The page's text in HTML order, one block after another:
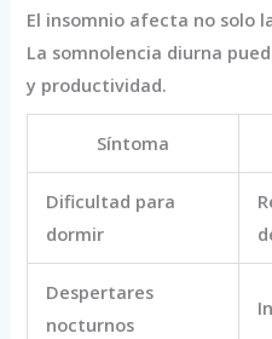
El insomnio afecta no solo
La somnolencia diurna
y productividad.
Síntoma
Dificultad para
dormir
Despertares
nocturnos